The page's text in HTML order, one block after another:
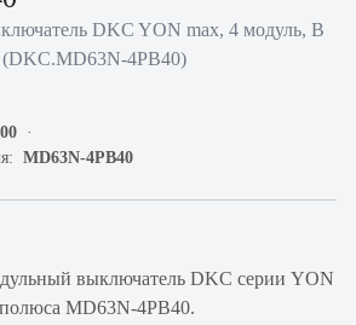
DKC YON max, 4 модуль, B
(DKC.MD63N-4PB40)
MD63N-4PB40
выключатель DKC серии YON
MD63N-4PB40.